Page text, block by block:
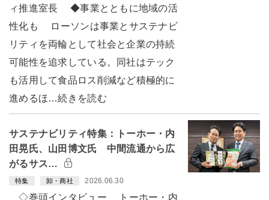
ィ推進室長 ◆事業とともに地域の活
性化も ローソンは事業とサステナビ
リティを両輪として社会と企業の持続
可能性を追求している。同社はテック
も活用して食品ロス削減など積極的に
進めるほ…続きを読む
サステナビリティ特集：トーホー・内
田晃氏、山田博文氏 中間流通から広
がるサス…
特集 卸・商社 2026.06.30
◇巻頭インタビュー トーホー・内